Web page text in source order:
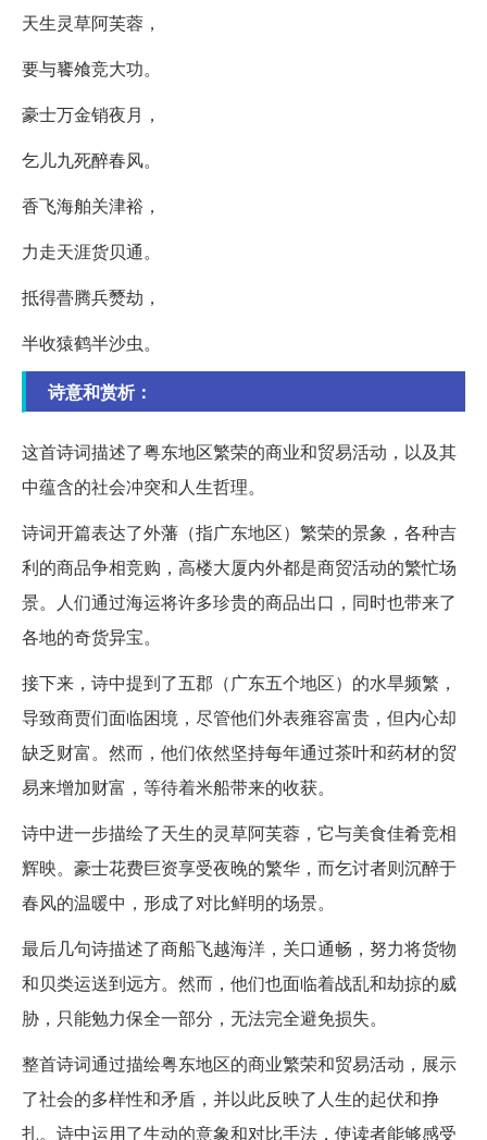
天生灵草阿芙蓉，
要与饔飧竞大功。
豪士万金销夜月，
乞儿九死醉春风。
香飞海舶关津裕，
力走天涯货贝通。
抵得瞢腾兵燹劫，
半收猿鹤半沙虫。
诗意和赏析：
这首诗词描述了粤东地区繁荣的商业和贸易活动，以及其
中蕴含的社会冲突和人生哲理。
诗词开篇表达了外藩（指广东地区）繁荣的景象，各种吉
利的商品争相竞购，高楼大厦内外都是商贸活动的繁忙场
景。人们通过海运将许多珍贵的商品出口，同时也带来了
各地的奇货异宝。
接下来，诗中提到了五郡（广东五个地区）的水旱频繁，
导致商贾们面临困境，尽管他们外表雍容富贵，但内心却
缺乏财富。然而，他们依然坚持每年通过茶叶和药材的贸
易来增加财富，等待着米船带来的收获。
诗中进一步描绘了天生的灵草阿芙蓉，它与美食佳肴竞相
辉映。豪士花费巨资享受夜晚的繁华，而乞讨者则沉醉于
春风的温暖中，形成了对比鲜明的场景。
最后几句诗描述了商船飞越海洋，关口通畅，努力将货物
和贝类运送到远方。然而，他们也面临着战乱和劫掠的威
胁，只能勉力保全一部分，无法完全避免损失。
整首诗词通过描绘粤东地区的商业繁荣和贸易活动，展示
了社会的多样性和矛盾，并以此反映了人生的起伏和挣
扎。诗中运用了生动的意象和对比手法，使读者能够感受